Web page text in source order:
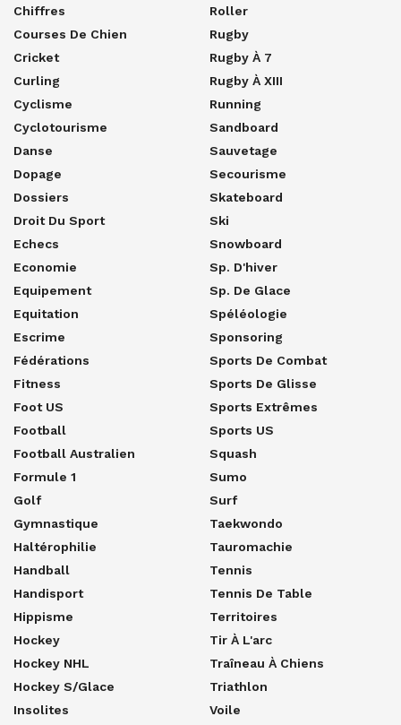
Chiffres
Courses De Chien
Cricket
Curling
Cyclisme
Cyclotourisme
Danse
Dopage
Dossiers
Droit Du Sport
Echecs
Economie
Equipement
Equitation
Escrime
Fédérations
Fitness
Foot US
Football
Football Australien
Formule 1
Golf
Gymnastique
Haltérophilie
Handball
Handisport
Hippisme
Hockey
Hockey NHL
Hockey S/glace
Insolites
Roller
Rugby
Rugby À 7
Rugby À XIII
Running
Sandboard
Sauvetage
Secourisme
Skateboard
Ski
Snowboard
Sp. D'hiver
Sp. De Glace
Spéléologie
Sponsoring
Sports De Combat
Sports De Glisse
Sports Extrêmes
Sports US
Squash
Sumo
Surf
Taekwondo
Tauromachie
Tennis
Tennis De Table
Territoires
Tir À L'arc
Traîneau À Chiens
Triathlon
Voile